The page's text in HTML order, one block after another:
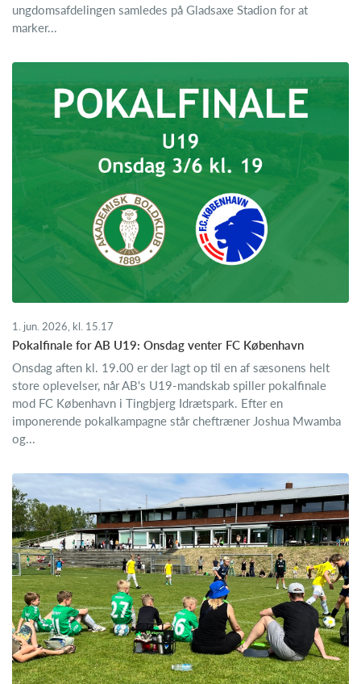
ungdomsafdelingen samledes på Gladsaxe Stadion for at
marker...
1. jun. 2026, kl. 15.17
Pokalfinale for AB U19: Onsdag venter FC København
Onsdag aften kl. 19.00 er der lagt op til en af sæsonens helt
store oplevelser, når AB's U19-mandskab spiller pokalfinale
mod FC København i Tingbjerg Idrætspark. Efter en
imponerende pokalkampagne står cheftræner Joshua Mwamba
og...